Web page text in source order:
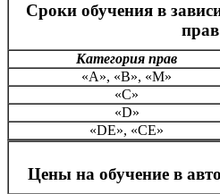
Сроки обучения в
прав
Категория прав
«А», «В», «М»
«С»
«D»
«DE», «CE»
Цены на обучение в